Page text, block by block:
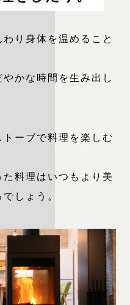
り身体を温めること
かな時間を生み出し
ーブで料理を楽しむ
料理はいつもより美
しょう。